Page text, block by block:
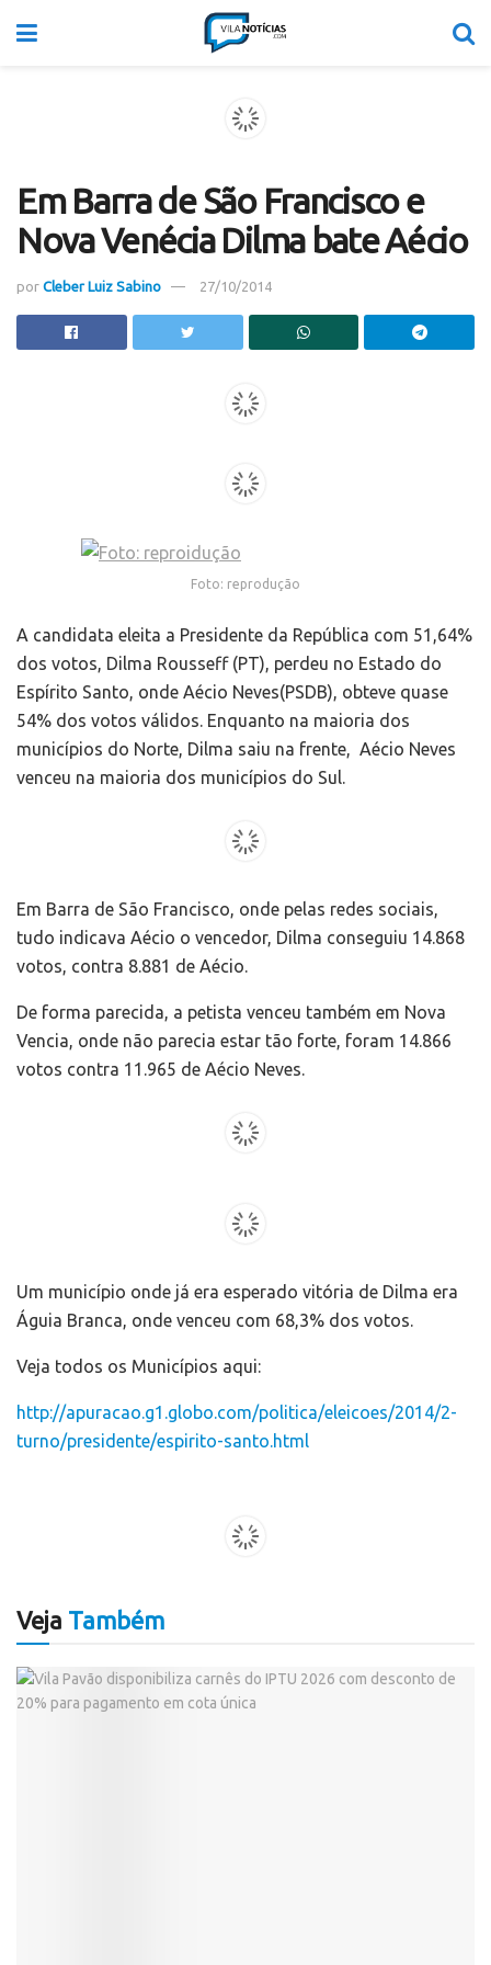
Em Barra de São Francisco e
Nova Venécia Dilma bate Aécio
por Cleber Luiz Sabino 27/10/2014
Foto: reprodução
A candidata eleita a Presidente da República com 51,64%
dos votos, Dilma Rousseff (PT), perdeu no Estado do
Espírito Santo, onde Aécio Neves(PSDB), obteve quase
54% dos votos válidos. Enquanto na maioria dos
municípios do Norte, Dilma saiu na frente, Aécio Neves
venceu na maioria dos municípios do Sul.
Em Barra de São Francisco, onde pelas redes sociais,
tudo indicava Aécio o vencedor, Dilma conseguiu 14.868
votos, contra 8.881 de Aécio.
De forma parecida, a petista venceu também em Nova
Vencia, onde não parecia estar tão forte, foram 14.866
votos contra 11.965 de Aécio Neves.
Um município onde já era esperado vitória de Dilma era
Águia Branca, onde venceu com 68,3% dos votos.
Veja todos os Municípios aqui:
http://apuracao.g1.globo.com/politica/eleicoes/2014/2-
turno/presidente/espirito-santo.html
Veja Também